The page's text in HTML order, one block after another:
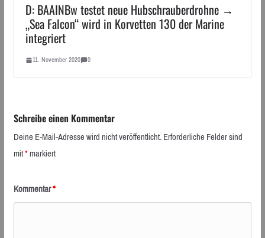
D: BAAINBw testet neue Hubschrauberdrohne →
„Sea Falcon“ wird in Korvetten 130 der Marine
integriert
11. November 2020 0
Schreibe einen Kommentar
Deine E-Mail-Adresse wird nicht veröffentlicht.Erforderliche Felder sind
mit*markiert
Kommentar*